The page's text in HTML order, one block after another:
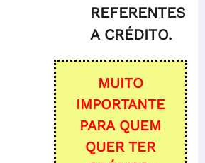
REFERENTES
A CRÉDITO.
MUITO
IMPORTANTE
PARA QUEM
QUER TER